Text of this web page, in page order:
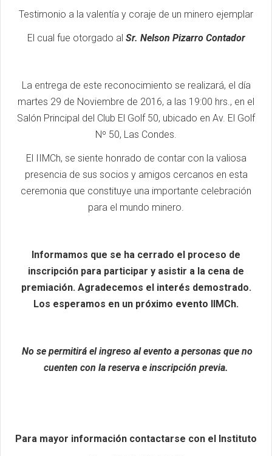
Testimonio a la valentía y coraje de un minero ejemplar
El cual fue otorgado al Sr. Nelson Pizarro Contador
La entrega de este reconocimiento se realizará, el día
martes 29 de Noviembre de 2016, a las 19:00 hrs., en el
Salón Principal del Club El Golf 50, ubicado en Av. El Golf
Nº 50, Las Condes.
El IIMCh, se siente honrado de contar con la valiosa
presencia de sus socios y amigos cercanos en esta
ceremonia que constituye una importante celebración
para el mundo minero.
Informamos que se ha cerrado el proceso de
inscripción para participar y asistir a la cena de
premiación. Agradecemos el interés demostrado.
Los esperamos en un próximo evento IIMCh.
No se permitirá el ingreso al evento a personas que no
cuenten con la reserva e inscripción previa.
Para mayor información contactarse con el Instituto